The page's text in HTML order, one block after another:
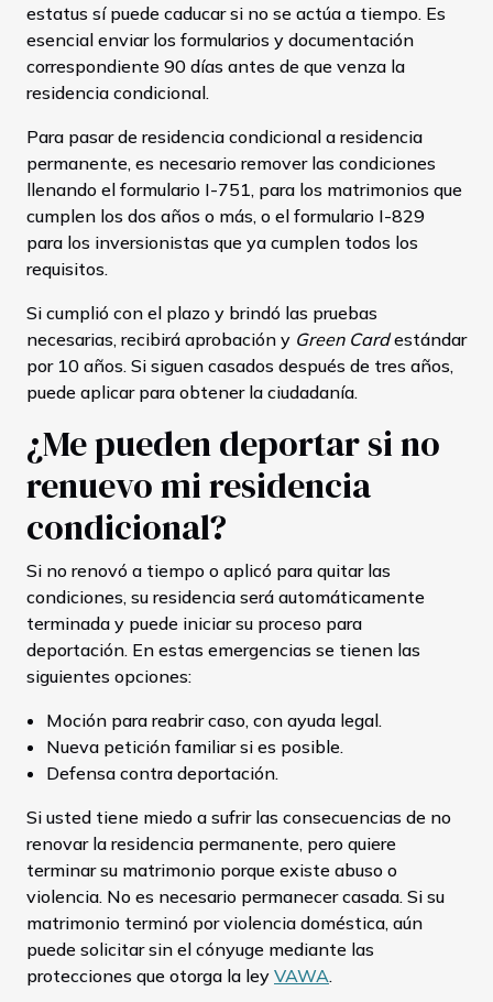
estatus sí puede caducar si no se actúa a tiempo. Es
esencial enviar los formularios y documentación
correspondiente 90 días antes de que venza la
residencia condicional.
Para pasar de residencia condicional a residencia
permanente, es necesario remover las condiciones
llenando el formulario I-751, para los matrimonios que
cumplen los dos años o más, o el formulario I-829
para los inversionistas que ya cumplen todos los
requisitos.
Si cumplió con el plazo y brindó las pruebas
necesarias, recibirá aprobación y Green Cardestándar
por 10 años. Si siguen casados después de tres años,
puede aplicar para obtener la ciudadanía.
¿Me pueden deportar si no
renuevo mi residencia
condicional?
Si no renovó a tiempo o aplicó para quitar las
condiciones, su residencia será automáticamente
terminada y puede iniciar su proceso para
deportación. En estas emergencias se tienen las
siguientes opciones:
Moción para reabrir caso, con ayuda legal.
Nueva petición familiar si es posible.
Defensa contra deportación.
Si usted tiene miedo a sufrir las consecuencias de no
renovar la residencia permanente, pero quiere
terminar su matrimonio porque existe abuso o
violencia. No es necesario permanecer casada. Si su
matrimonio terminó por violencia doméstica, aún
puede solicitar sin el cónyuge mediante las
protecciones que otorga la ley VAWA.